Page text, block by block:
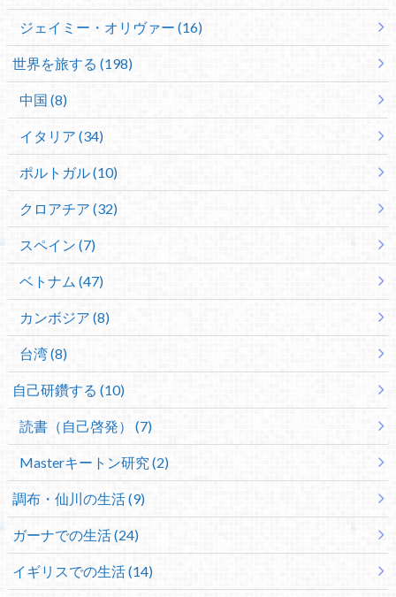
ジェイミー・オリヴァー (16)
世界を旅する (198)
中国 (8)
イタリア (34)
ポルトガル (10)
クロアチア (32)
スペイン (7)
ベトナム (47)
カンボジア (8)
台湾 (8)
自己研鑽する (10)
読書（自己啓発） (7)
Masterキートン研究 (2)
調布・仙川の生活 (9)
ガーナでの生活 (24)
イギリスでの生活 (14)